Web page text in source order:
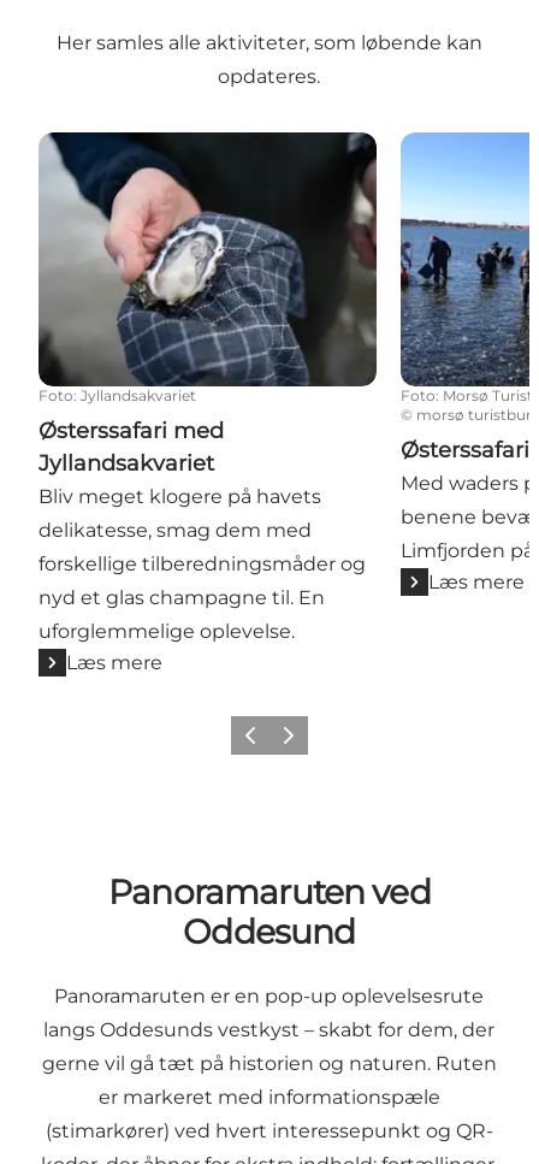
Her samles alle aktiviteter, som løbende kan
opdateres.
Østerssafari med Jyllandsakvariet
Foto: Jyllandsakvariet
Østerssafari med
Jyllandsakvariet
Bliv meget klogere på havets
delikatesse, smag dem med
forskellige tilberedningsmåder og
nyd et glas champagne til. En
uforglemmelige oplevelse.
Læs mere
Østerssafari
Foto: Morsø
© morsø
Østerssafari
Med waders
benene
Limfjorden
Læs mere
Forrige billede
Næste billede
Panoramaruten ved
Oddesund
Panoramaruten er en pop-up oplevelsesrute
langs Oddesunds vestkyst – skabt for dem, der
gerne vil gå tæt på historien og naturen. Ruten
er markeret med informationspæle
(stimarkører) ved hvert interessepunkt og QR-